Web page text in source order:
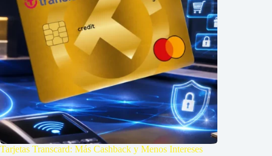
Tarjetas Transcard: Más Cashback y Menos Intereses